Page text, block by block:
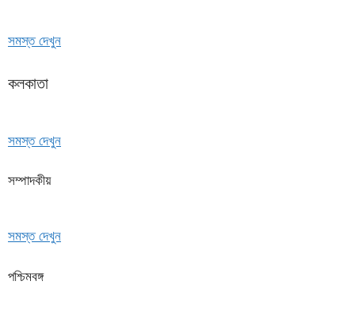
সমস্ত দেখুন
কলকাতা
সমস্ত দেখুন
সম্পাদকীয়
সমস্ত দেখুন
পশ্চিমবঙ্গ